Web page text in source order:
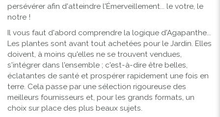
persévérer afin d'atteindre l'Émerveillement... le votre, le
notre !
Il vous faut d'abord comprendre la logique d'Agapanthe...
Les plantes sont avant tout achetées pour le Jardin. Elles
doivent, à moins qu'elles ne se trouvent vendues,
s'intégrer dans l'ensemble ; c'est-à-dire être belles,
éclatantes de santé et prospérer rapidement une fois en
terre. Cela passe par une sélection rigoureuse des
meilleurs fournisseurs et, pour les grands formats, un
choix sur place des plus beaux sujets.